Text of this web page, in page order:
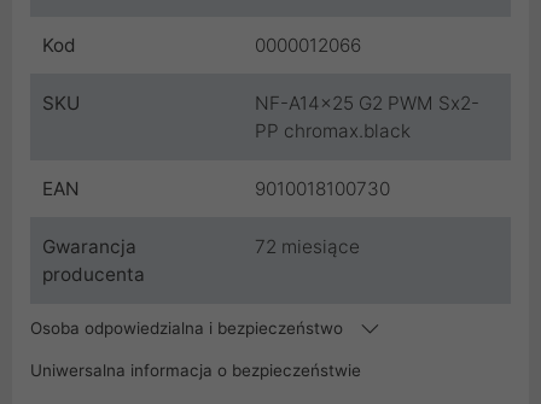
Kod 0000012066
SKU
NF-A14x25 G2 PWM Sx2-
PP chromax.black
EAN 9010018100730
Gwarancja
producenta
72 miesiące
Osoba odpowiedzialna i bezpieczeństwo
Uniwersalna informacja o bezpieczeństwie